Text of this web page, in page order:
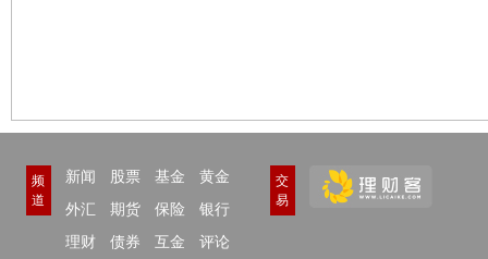
频
道
新闻 股票 基金
黄金
外汇
期货 保险
银行
理财
债券 互金 评论
交
易